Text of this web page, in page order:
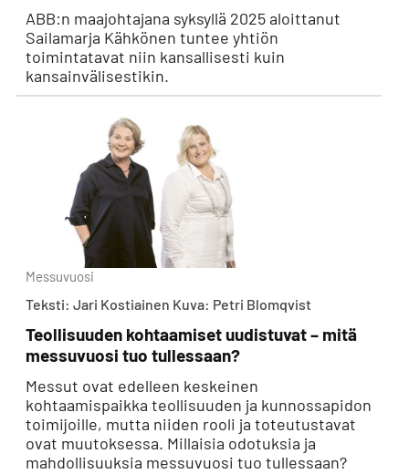
ABB:n maajohtajana syksyllä 2025 aloittanut
Sailamarja Kähkönen tuntee yhtiön
toimintatavat niin kansallisesti kuin
kansainvälisestikin.
Messuvuosi
Teksti: Jari Kostiainen Kuva: Petri Blomqvist
Teollisuuden kohtaamiset uudistuvat – mitä
messuvuosi tuo tullessaan?
Messut ovat edelleen keskeinen
kohtaamispaikka teollisuuden ja kunnossapidon
toimijoille, mutta niiden rooli ja toteutustavat
ovat muutoksessa. Millaisia odotuksia ja
mahdollisuuksia messuvuosi tuo tullessaan?